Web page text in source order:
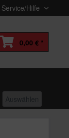
Service/Hilfe
0,00 € *
Auswählen